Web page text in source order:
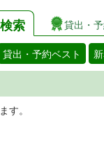
索 貸出・
貸出・予約ベスト
ることがで